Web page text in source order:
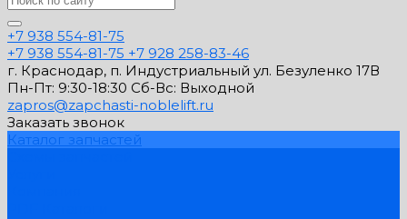
+7 938 554-81-75
+7 938 554-81-75 +7 928 258-83-46
г. Краснодар, п. Индустриальный ул. Безуленко 17В
Пн-Пт: 9:30-18:30 Cб-Вс: Выходной
zapros@zapchasti-noblelift.ru
Заказать звонок
Каталог запчастей